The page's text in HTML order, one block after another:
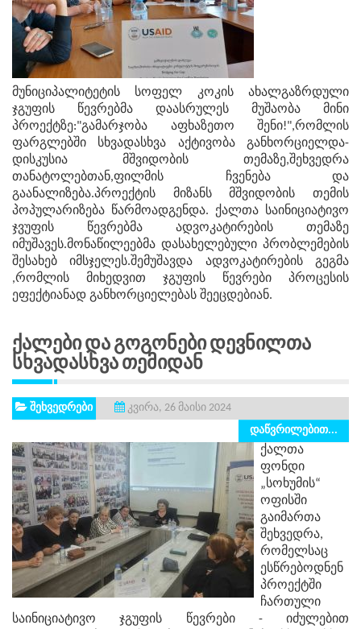
მუნიციპალიტეტის სოფელ კოკის ახალგაზრდული
ჯგუფის წევრებმა დაასრულეს მუშაობა მინი
პროექტზე:"გამარჯობა აფხაზეთო შენი!",რომლის
ფარგლებში სხვადასხვა აქტივობა განხორციელდა-
დისკუსია მშვიდობის თემაზე,შეხვედრა
თანატოლებთან,ფილმის ჩვენება და
გაანალიზება.პროექტის მიზანს მშვიდობის თემის
პოპულარიზება წარმოადგენდა. ქალთა საინიციატივო
ჯვუფის წევრებმა ადვოკატირების თემაზე
იმუშავეს.მონაწილეებმა დასახელებული პრობლემების
შესახებ იმსჯელეს.შემუშავდა ადვოკატირების გეგმა
,რომლის მიხედვით ჯგუფის წევრები პროცესის
ეფექტიანად განხორციელებას შეეცდებიან.
Ქალები Და Გოგონები Დევნილთა
Სხვადასხვა Თემიდან
შეხვედრები
კვირა, 26 მაისი 2024
დაწვრილებით...
ქალთა
ფონდი
„სოხუმის“
ოფისში
გაიმართა
შეხვედრა,
რომელსაც
ესწრებოდნენ
პროექტში
ჩართული
საინიციატივო ჯგუფის წევრები - იძულებით